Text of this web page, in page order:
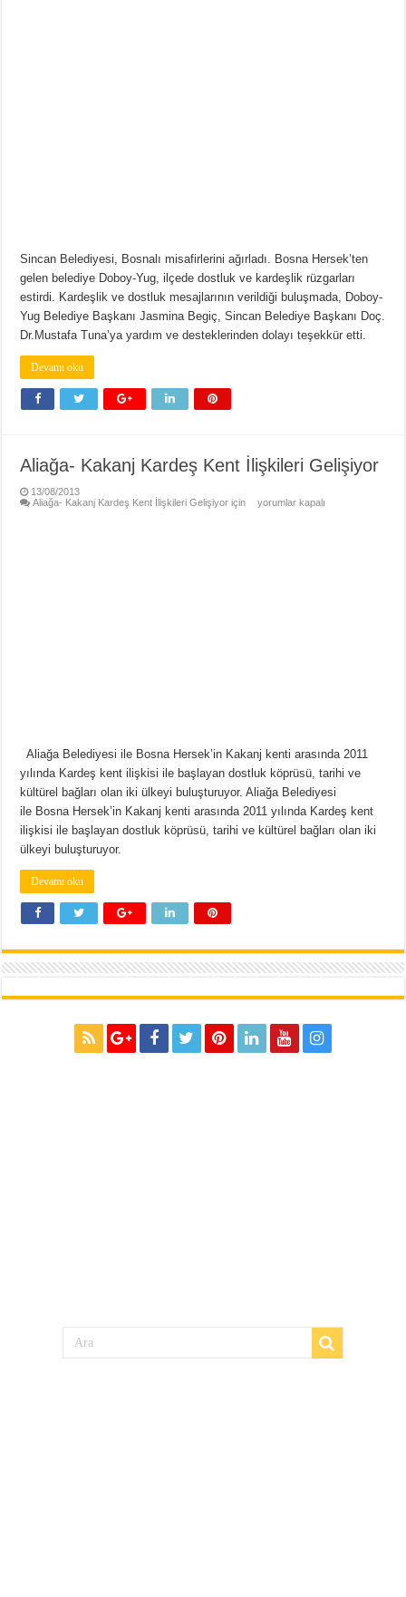
Sincan Belediyesi, Bosnalı misafirlerini ağırladı. Bosna Hersek’ten
gelen belediye Doboy-Yug, ilçede dostluk ve kardeşlik rüzgarları
estirdi. Kardeşlik ve dostluk mesajlarının verildiği buluşmada, Doboy-
Yug Belediye Başkanı Jasmina Begiç, Sincan Belediye Başkanı Doç.
Dr.Mustafa Tuna’ya yardım ve desteklerinden dolayı teşekkür etti.
Devamı oku
Aliağa- Kakanj Kardeş Kent İlişkileri Gelişiyor
13/08/2013
Aliağa- Kakanj Kardeş Kent İlişkileri Gelişiyor için
yorumlar kapalı
Aliağa Belediyesi ile Bosna Hersek’in Kakanj kenti arasında 2011
yılında Kardeş kent ilişkisi ile başlayan dostluk köprüsü, tarihi ve
kültürel bağları olan iki ülkeyi buluşturuyor. Aliağa Belediyesi
ile Bosna Hersek’in Kakanj kenti arasında 2011 yılında Kardeş kent
ilişkisi ile başlayan dostluk köprüsü, tarihi ve kültürel bağları olan iki
ülkeyi buluşturuyor.
Devamı oku